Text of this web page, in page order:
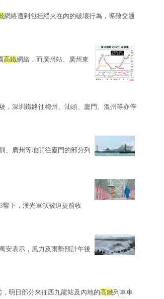
網絡遭到包括縱火在內的破壞行為，導致交通
高鐵網絡，而廣州站、廣州東
，深圳鐵路往梅州、汕頭、廈門、溫州等亦停
、廣州等地開往廈門的部分列
響下，漢光軍演被迫提前收
安表示，風力及雨勢預計午後
明日部分來往西九龍站及內地的高鐵列車車